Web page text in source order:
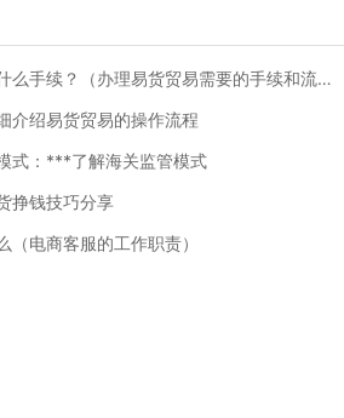
手续？（办理易货贸易需要的手续和流程）
介绍易货贸易的操作流程
式：***了解海关监管模式
挣钱技巧分享
（电商客服的工作职责）